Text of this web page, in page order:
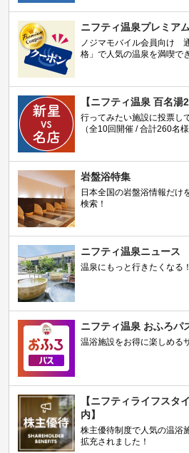
ニフティ温泉プレミア
ノジマモバイル会員向け
格」で人気の温泉を満喫で
【ニフティ温泉 百名湯
行ってみたい施設に投票し
（全10回開催 / 合計260名様
岩盤浴特集
日本全国の岩盤浴情報だけ
検索！
ニフティ温泉ニュース
温泉にもっと行きたくなる
ニフティ温泉 おふろパ
温浴施設をお得に楽しめる
【ニフティライフスタ
内】
株主優待制度で人気の温浴
拡充されました！